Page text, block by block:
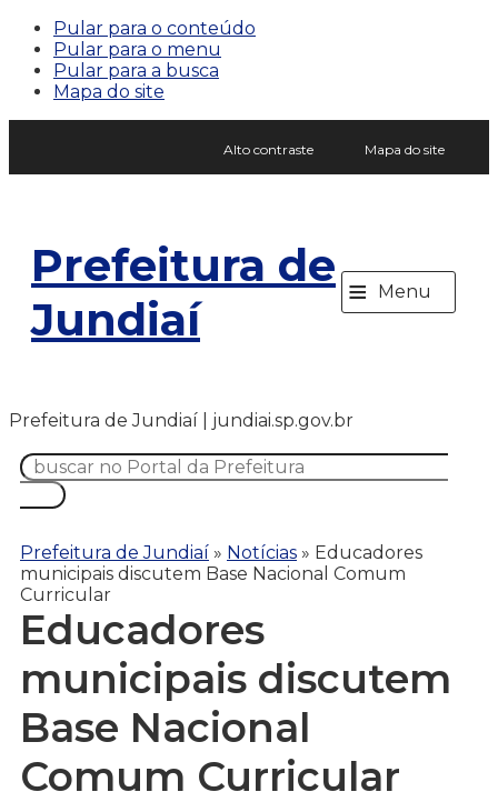
Pular para o conteúdo
Pular para o menu
Pular para a busca
Mapa do site
Alto contraste Mapa do site
Prefeitura de
Jundiaí
≡ Menu
Prefeitura de Jundiaí | jundiai.sp.gov.br
Prefeitura de Jundiaí » Notícias » Educadores
municipais discutem Base Nacional Comum
Curricular
Educadores
municipais discutem
Base Nacional
Comum Curricular